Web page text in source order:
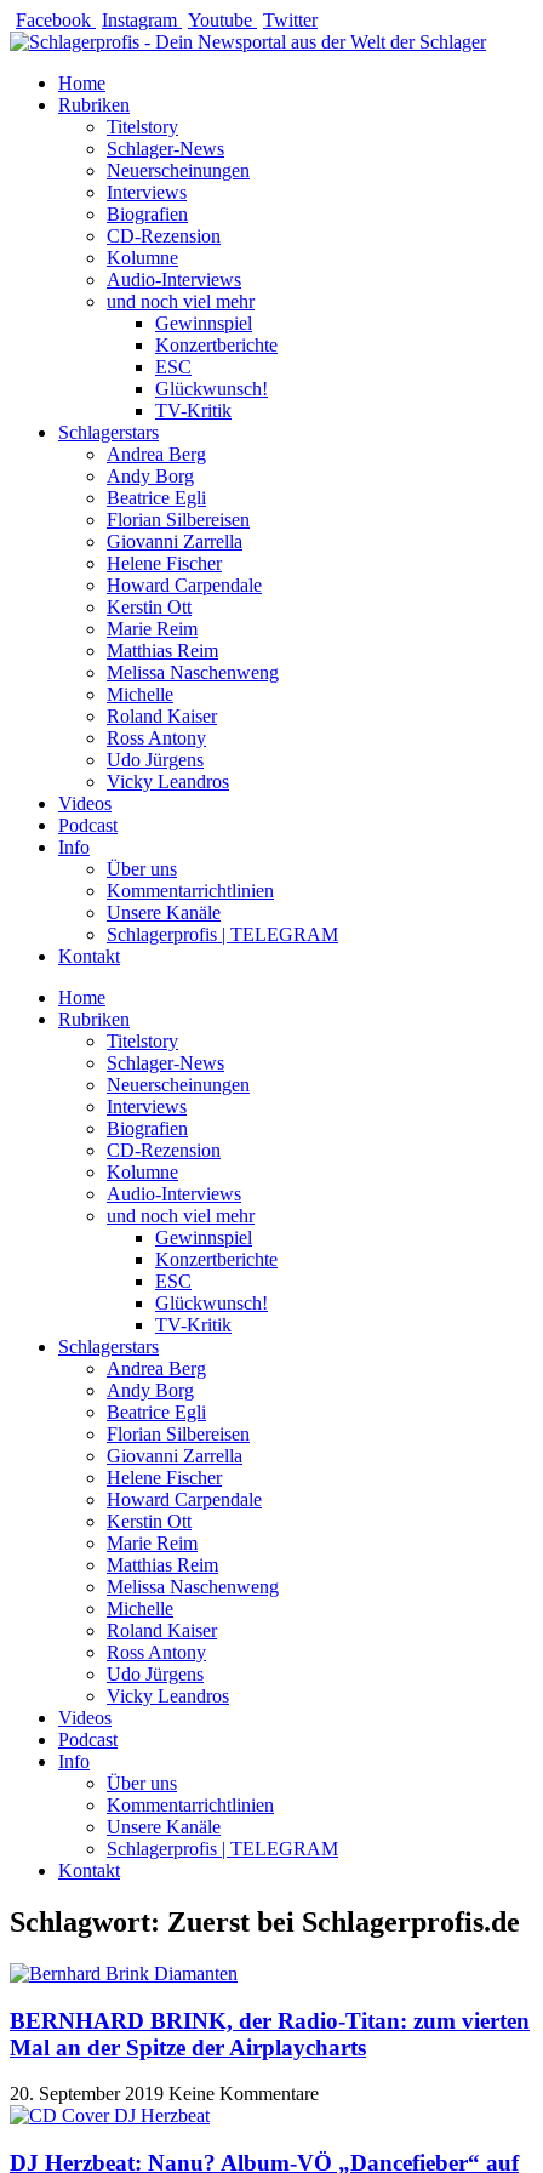
Zum
Inhalt
Facebook Instagram Youtube Twitter
Home
Rubriken
Titelstory
Schlager-News
Neuerscheinungen
Interviews
Biografien
CD-Rezension
Kolumne
Audio-Interviews
und noch viel mehr
Gewinnspiel
Konzertberichte
ESC
Glückwunsch!
TV-Kritik
Schlagerstars
Andrea Berg
Andy Borg
Beatrice Egli
Florian Silbereisen
Giovanni Zarrella
Helene Fischer
Howard Carpendale
Kerstin Ott
Marie Reim
Matthias Reim
Melissa Naschenweng
Michelle
Roland Kaiser
Ross Antony
Udo Jürgens
Vicky Leandros
Videos
Podcast
Info
Über uns
Kommentarrichtlinien
Unsere Kanäle
Schlagerprofis | TELEGRAM
Kontakt
Home
Rubriken
Titelstory
Schlager-News
Neuerscheinungen
Interviews
Biografien
CD-Rezension
Kolumne
Audio-Interviews
und noch viel mehr
Gewinnspiel
Konzertberichte
ESC
Glückwunsch!
TV-Kritik
Schlagerstars
Andrea Berg
Andy Borg
Beatrice Egli
Florian Silbereisen
Giovanni Zarrella
Helene Fischer
Howard Carpendale
Kerstin Ott
Marie Reim
Matthias Reim
Melissa Naschenweng
Michelle
Roland Kaiser
Ross Antony
Udo Jürgens
Vicky Leandros
Videos
Podcast
Info
Über uns
Kommentarrichtlinien
Unsere Kanäle
Schlagerprofis | TELEGRAM
Kontakt
Schlagwort: Zuerst bei Schlagerprofis.de
BERNHARD BRINK, der Radio-Titan: zum vierten
Mal an der Spitze der Airplaycharts
20. September 2019 Keine Kommentare
DJ Herzbeat: Nanu? Album-VÖ „Dancefieber“ auf